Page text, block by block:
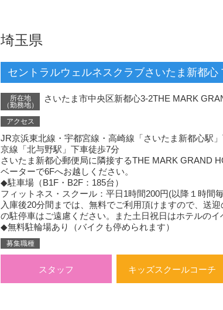
埼玉県
セントラルウェルネスクラブさいたま新都
所在地
（勤務地）
さいたま市中央区新都心3-2THE MARK
アクセス
JR京浜東北線・宇都宮線・高崎線「さいたま新都心駅
京線「北与野駅」下車徒歩7分
さいたま新都心郵便局に隣接するTHE MARK GRAND
ベーターで6Fへお越しください。
◆駐車場（B1F・B2F：185台）
フィットネス・スクール：平日1時間200円(以降１時
入庫後20分間までは、無料でご利用頂けますので、送
の駐停車はご遠慮ください。また土日祝日はホテルのイ
◆無料駐輪場あり（バイクも停められます）
募集職種
スタッフ キッズスクールコーチ